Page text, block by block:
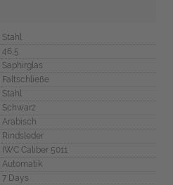
Stahl
46,5
Saphirglas
Faltschließe
Stahl
Schwarz
Arabisch
Rindsleder
IWC Caliber 5011
Automatik
7 Days